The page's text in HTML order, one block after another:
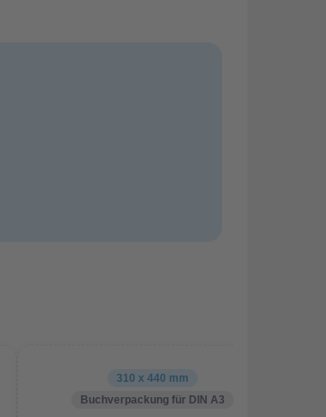
310 x 440 mm
Buchverpackung für DIN A3